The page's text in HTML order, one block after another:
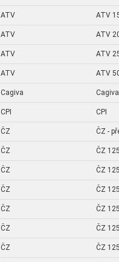
ATV ATV
ATV ATV
ATV ATV
ATV ATV
Cagiva Cagiva
CPI CPI
ČZ ČZ -
ČZ ČZ
ČZ ČZ
ČZ ČZ
ČZ ČZ
ČZ ČZ
ČZ ČZ